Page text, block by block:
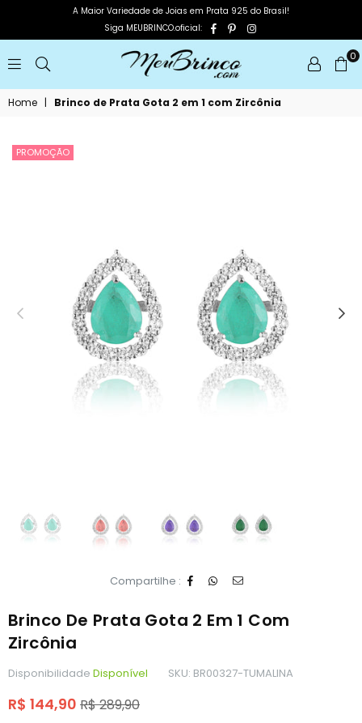
A Maior Variedade de Joias em Prata 925 do Brasil!
Siga MEUBRINCO.oficial:
Facebook
PinterestInstagram
MEUBRINCO
0
Home | Brinco de Prata Gota 2 em 1 com Zircônia
PROMOÇÃO
Compartilhe :
Brinco De Prata Gota 2 Em 1 Com
Zircônia
Disponibilidade Disponível SKU: BR00327-TUMALINA
Preço
R$ 144,90 R$ 289,90